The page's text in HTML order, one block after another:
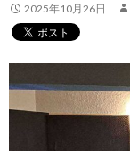
2025年10月26日